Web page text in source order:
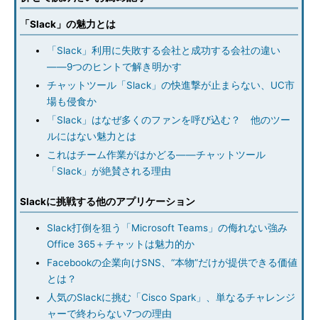
「Slack」の魅力とは
「Slack」利用に失敗する会社と成功する会社の違い
――9つのヒントで解き明かす
チャットツール「Slack」の快進撃が止まらない、UC市
場も侵食か
「Slack」はなぜ多くのファンを呼び込む？ 他のツー
ルにはない魅力とは
これはチーム作業がはかどる――チャットツール
「Slack」が絶賛される理由
Slackに挑戦する他のアプリケーション
Slack打倒を狙う「Microsoft Teams」の侮れない強み
Office 365＋チャットは魅力的か
Facebookの企業向けSNS、“本物”だけが提供できる価値
とは？
人気のSlackに挑む「Cisco Spark」、単なるチャレンジ
ャーで終わらない7つの理由